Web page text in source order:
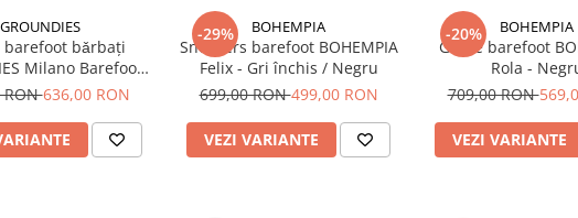
GROUNDIES
barefoot bǎrbați
Milano Barefoot+
(wide/lat)
RON636,00 RON
-29% BOHEMPIA
Sneakers barefoot BOHEMPIA
Felix - Gri închis / Negru
699,00 RON499,00 RON
VEZI VARIANTE
-20% BOHEMPIA
Ghete barefoot
Rola -
709,00 RON
VEZI VARIANTE